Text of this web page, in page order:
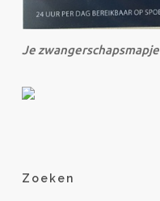
Je zwangerschapsmapje
Zoeken